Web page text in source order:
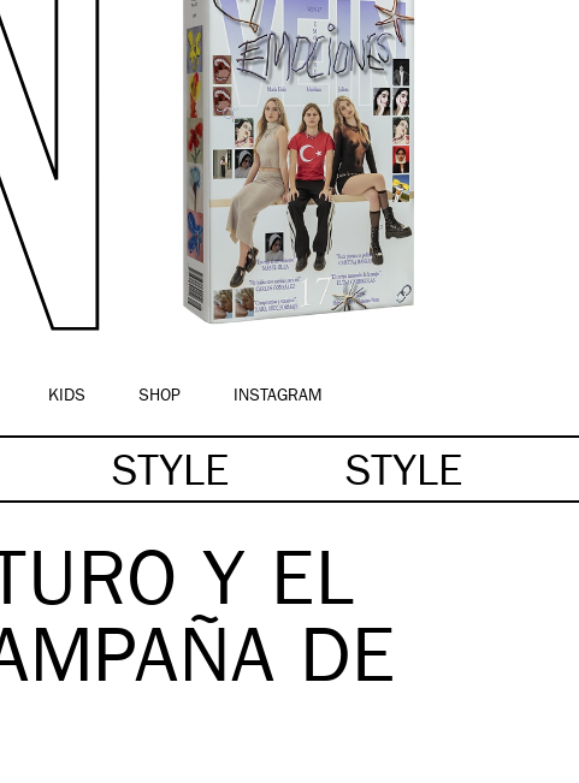
KIDS SHOP INSTAGRAM
STYLE STYLE
Y EL
DE